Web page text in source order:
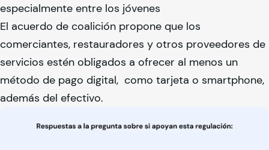
especialmente entre los jóvenes
El acuerdo de coalición propone que los
comerciantes, restauradores y otros proveedores de
servicios estén obligados a ofrecer al menos un
método de pago digital, como tarjeta o smartphone,
además del efectivo.